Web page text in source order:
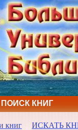
ПОИСК КНИГ
книг ИСКАТЬ